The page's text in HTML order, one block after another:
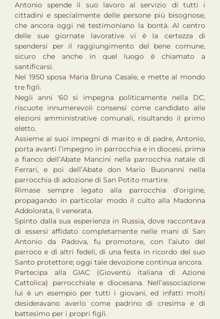
Antonio spende il suo lavoro al servizio di tutti i
cittadini e specialmente delle persone più bisognose,
che ancora oggi né testimoniano la bontà. Al centro
delle sue giornate lavorative vi è la certezza di
spendersi per il raggiungimento del bene comune,
sicuro che anche in quel luogo è chiamato a
santificarsi.
Nel 1950 sposa Maria Bruna Casale, e mette al mondo
tre figli.
Negli anni ‘60 si impegna politicamente nella DC,
riscuote innumerevoli consensi come candidato alle
elezioni amministrative comunali, risultando il primo
eletto.
Assieme ai suoi impegni di marito e di padre, Antonio,
porta avanti l’impegno in parrocchia e in diocesi, prima
a fianco dell’Abate Mancini nella parrocchia natale di
Ferrari, e poi dell’Abate don Mario Buonanni nella
parrocchia di adozione di San Potito martire.
Rimase sempre legato alla parrocchia d’origine,
propagando in particolar modo il culto alla Madonna
Addolorata, lì venerata.
Spinto dalla sua esperienza in Russia, dove raccontava
di essersi affidato completamente nelle mani di San
Antonio da Padova, fu promotore, con l’aiuto del
parroco e di altri fedeli, di una festa in ricordo del suo
Santo protettore; oggi tale devozione continua ancora.
Partecipa alla GIAC (Gioventù italiana di Azione
Cattolica) parrocchiale e diocesana. Nell’associazione
lui è un esempio per tutti i giovani, ed infatti molti
desideravano averlo come padrino di cresima e di
battesimo per i propri figli.